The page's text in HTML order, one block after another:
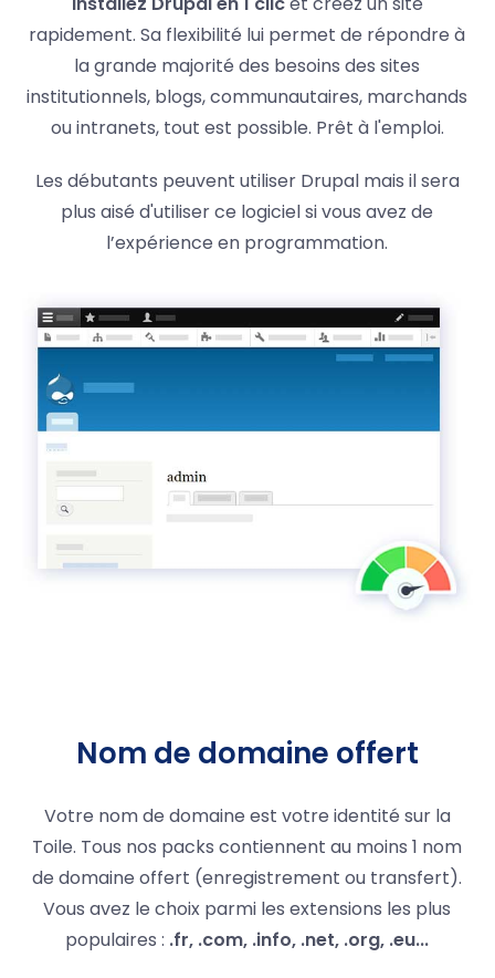
rapidement. Sa flexibilité lui permet de répondre à
la grande majorité des besoins des sites
institutionnels, blogs, communautaires, marchands
ou intranets, tout est possible. Prêt à l'emploi.
Les débutants peuvent utiliser Drupal mais il sera
plus aisé d'utiliser ce logiciel si vous avez de
l’expérience en programmation.
Nom de domaine offert
Votre nom de domaine est votre identité sur la
Toile. Tous nos packs contiennent au moins 1 nom
de domaine offert (enregistrement ou transfert).
Vous avez le choix parmi les extensions les plus
populaires : .fr, .com, .info, .net, .org, .eu...